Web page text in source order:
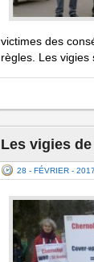
victimes des
règles. Les vigies
Les vigies
28 - FÉVRIER - 2017